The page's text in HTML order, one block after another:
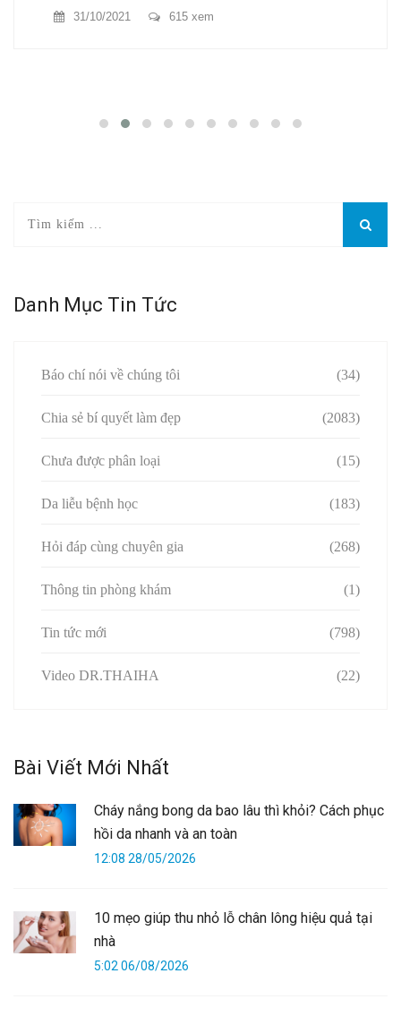
31/10/2021
615 xem
Danh Mục Tin Tức
Báo chí nói về chúng tôi (34)
Chia sẻ bí quyết làm đẹp (2083)
Chưa được phân loại (15)
Da liễu bệnh học (183)
Hỏi đáp cùng chuyên gia (268)
Thông tin phòng khám (1)
Tin tức mới (798)
Video DR.THAIHA (22)
Bài Viết Mới Nhất
Cháy nắng bong da bao lâu thì khỏi? Cách phục
hồi da nhanh và an toàn
12:08 28/05/2026
10 mẹo giúp thu nhỏ lỗ chân lông hiệu quả tại
nhà
5:02 06/08/2026